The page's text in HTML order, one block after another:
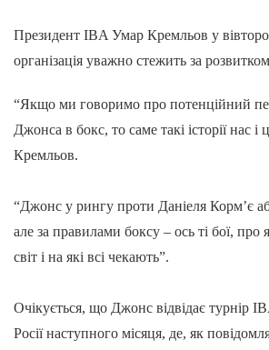
Президент IBA Умар Кремльов у
організація уважно стежить за розвитком
“Якщо ми говоримо про потенційний
Джонса в бокс, то саме такі історії нас і
Кремльов.
“Джонс у рингу проти Даніеля Корм’є
але за правилами боксу – ось ті бої, про
світ і на які всі чекають”.
Очікується, що Джонс відвідає турнір
Росії наступного місяця, де, як